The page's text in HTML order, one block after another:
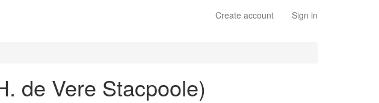
Create account Sign in
de Vere Stacpoole)